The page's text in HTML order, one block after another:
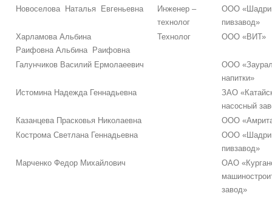
Новоселова Наталья Евгеньевна
Инженер –
технолог
ООО
пивзавод»
Харламова Альбина
Раифовна Альбина Раифовна
Технолог ООО «ВИТ»
Галунчиков Василий Ермолаеевич
ООО
напитки»
Истомина Надежда Геннадьевна
ЗАО
насосный
Казанцева Прасковья Николаевна
ООО
Кострома Светлана Геннадьевна
ООО
пивзавод»
Марченко Федор Михайлович
ОАО
завод»